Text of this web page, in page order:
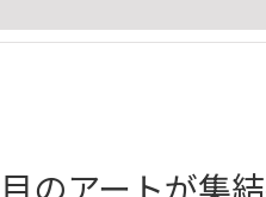
アートが集